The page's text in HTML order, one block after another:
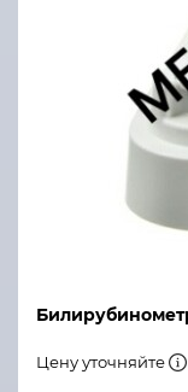
Цену уточняйте